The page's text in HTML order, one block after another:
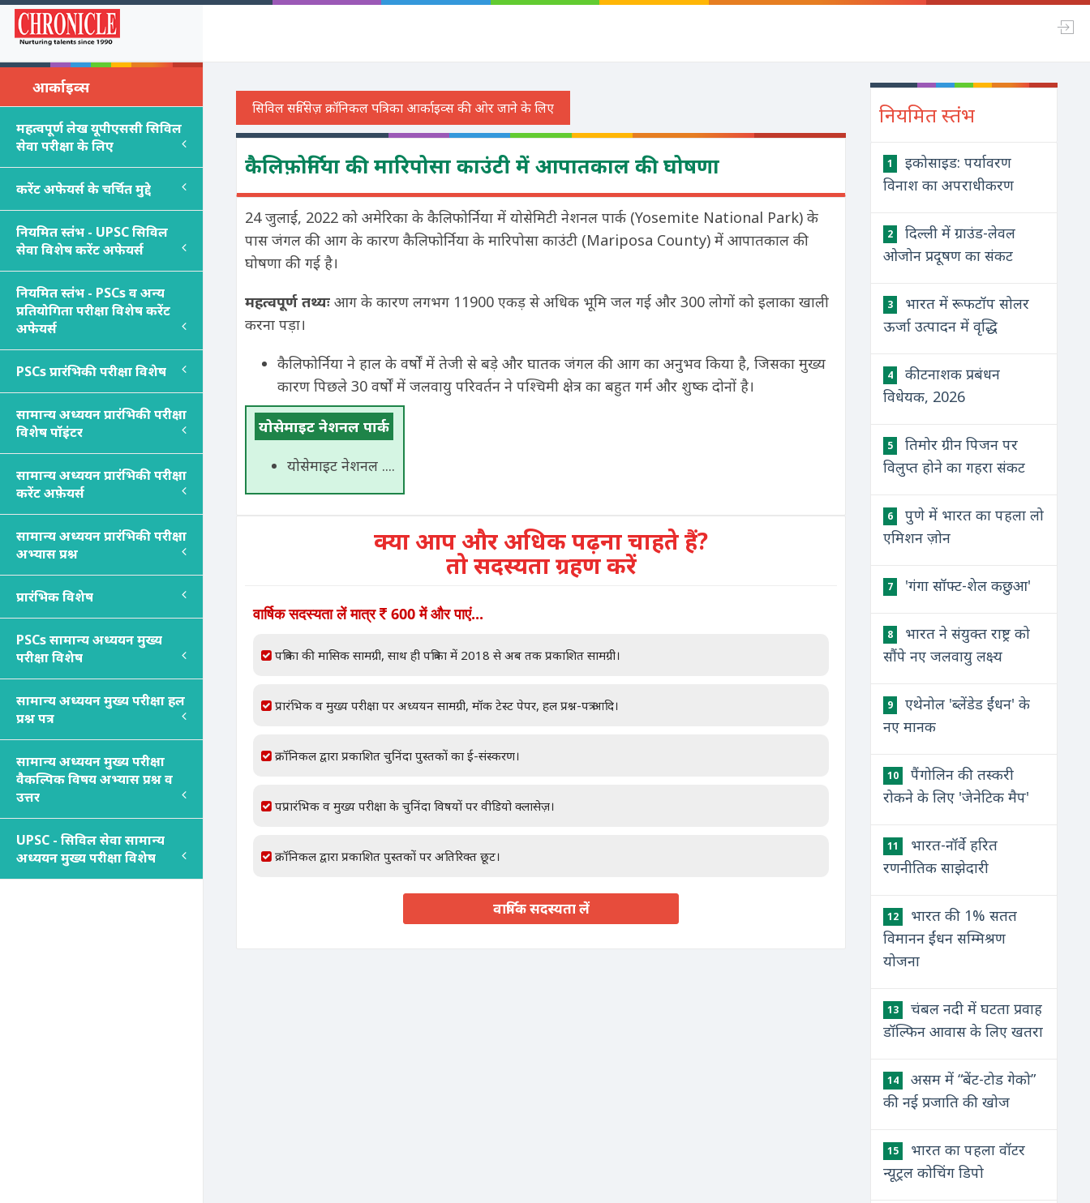
आर्काइव्स
महत्वपूर्ण लेख यूपीएससी सिविल
सेवा परीक्षा के लिए
करेंट अफेयर्स के चर्चित मुद्दे
नियमित स्तंभ - UPSC सिविल
सेवा विशेष करेंट अफेयर्स
नियमित स्तंभ - PSCsव अन्य
प्रतियोगिता परीक्षा विशेष करेंट
अफेयर्स
PSCsप्रारंभिकी परीक्षा विशेष
सामान्य अध्ययन प्रारंभिकी परीक्षा
विशेष पॉइंटर
सामान्य अध्ययन प्रारंभिकी परीक्षा
करेंट अफ़ेयर्स
सामान्य अध्ययन प्रारंभिकी परीक्षा
अभ्यास प्रश्न
प्रारंभिक विशेष
PSCsसामान्य अध्ययन मुख्य
परीक्षा विशेष
सामान्य अध्ययन मुख्य परीक्षा हल
प्रश्न पत्र
सामान्य अध्ययन मुख्य परीक्षा
वैकल्पिक विषय अभ्यास प्रश्न व
उत्तर
UPSC - सिविल सेवा सामान्य
अध्ययन मुख्य परीक्षा विशेष
कैलिफ़ोर्निया की मारिपोसा काउंटी में आपातकाल की घोषणा
24 जुलाई, 2022 को अमेरिका के कैलिफोर्निया में योसेमिटी नेशनल पार्क (Yosemite National Park) के
पास जंगल की आग के कारण कैलिफोर्निया के मारिपोसा काउंटी (Mariposa County) में आपातकाल की
घोषणा की गई है।
महत्वपूर्ण तथ्यः आग के कारण लगभग 11900 एकड़ से अधिक भूमि जल गई और 300 लोगों को इलाका खाली
करना पड़ा।
कैलिफोर्निया ने हाल के वर्षों में तेजी से बड़े और घातक जंगल की आग का अनुभव किया है, जिसका मुख्य
कारण पिछले 30 वर्षों में जलवायु परिवर्तन ने पश्चिमी क्षेत्र का बहुत गर्म और शुष्क दोनों है।
योसेमाइट नेशनल पार्क
योसेमाइट नेशनल ....
क्या आप और अधिक पढ़ना चाहते हैं?
तो सदस्यता ग्रहण करें
वार्षिक सदस्यता लें मात्र 600 में और पाएं...
पत्रिका की मासिक सामग्री, साथ ही पत्रिका में 2018 से अब तक प्रकाशित सामग्री।
प्रारंभिक व मुख्य परीक्षा पर अध्ययन सामग्री, मॉक टेस्ट पेपर, हल प्रश्न-पत्र आदि।
क्रॉनिकल द्वारा प्रकाशित चुनिंदा पुस्तकों का ई-संस्करण।
पप्रारंभिक व मुख्य परीक्षा के चुनिंदा विषयों पर वीडियो क्लासेज़।
क्रॉनिकल द्वारा प्रकाशित पुस्तकों पर अतिरिक्त छूट।
वार्षिक सदस्यता लें
नियमित स्तंभ
1
इकोसाइड: पर्यावरण
विनाश का अपराधीकरण
2
दिल्ली में ग्राउंड-लेवल
ओजोन प्रदूषण का संकट
3
भारत में रूफटॉप सोलर
ऊर्जा उत्पादन में वृद्धि
4
कीटनाशक प्रबंधन
विधेयक, 2026
5
तिमोर ग्रीन पिजन पर
विलुप्त होने का गहरा संकट
6
पुणे में भारत का पहला लो
एमिशन ज़ोन
7 'गंगा सॉफ्ट-शेल कछुआ'
8
भारत ने संयुक्त राष्ट्र को
सौंपे नए जलवायु लक्ष्य
9
एथेनोल 'ब्लेंडेड ईंधन' के
नए मानक
10
पैंगोलिन की तस्करी
रोकने के लिए 'जेनेटिक मैप'
11
भारत-नॉर्वे हरित
रणनीतिक साझेदारी
12
भारत की 1% सतत
विमानन ईंधन सम्मिश्रण
योजना
13
चंबल नदी में घटता प्रवाह
डॉल्फिन आवास के लिए खतरा
14
असम में “बेंट-टोड गेको”
की नई प्रजाति की खोज
15
भारत का पहला वॉटर
न्‍यूट्रल कोचिंग डिपो